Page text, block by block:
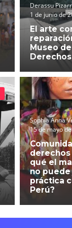
Derassu
1 de junio de
El arte
Museo
Sophia Anna
15 de mayo
derechos
qué el
no
práctica
Perú?